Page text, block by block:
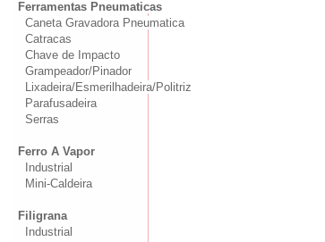
Ferramentas Pneumaticas
Caneta Gravadora Pneumatica
Catracas
Chave de Impacto
Grampeador/Pinador
Lixadeira/Esmerilhadeira/Politriz
Parafusadeira
Serras
Ferro A Vapor
Industrial
Mini-Caldeira
Filigrana
Industrial